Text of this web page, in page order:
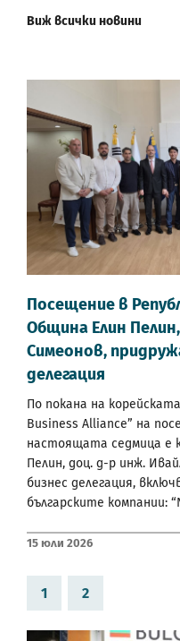
Виж всички новини
Посещение в
Община Елин
Симеонов,
делегация
По покана на
Business Alliance” на
настоящата седмица е
Пелин, доц. д-р инж.
бизнес делегация,
българските компании:
15 Юли 2026
1 2